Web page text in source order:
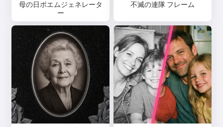
母の日ポエムジェネレータ
ー
不滅の連隊 フレーム